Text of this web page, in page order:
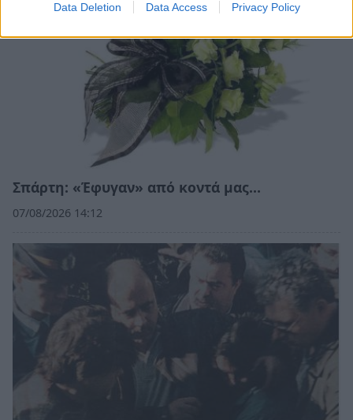
Data Deletion Data Access Privacy Policy
Σπάρτη: «Έφυγαν» από κοντά μας…
07/08/2026 14:12